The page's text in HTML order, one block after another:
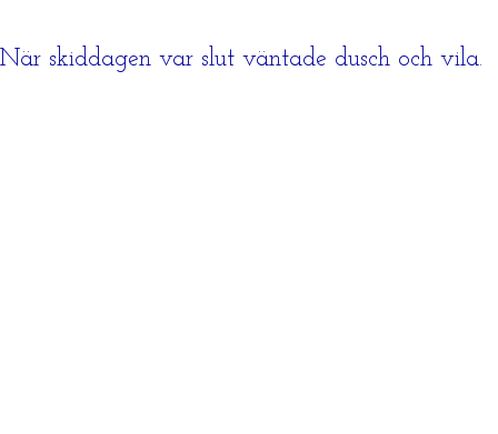
När skiddagen var slut väntade dusch och vila.